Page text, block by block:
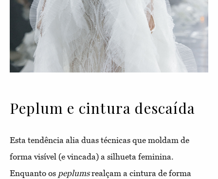
Peplum e cintura descaída
Esta tendência alia duas técnicas que moldam de
forma visível (e vincada) a silhueta feminina.
Enquanto os peplumsrealçam a cintura de forma